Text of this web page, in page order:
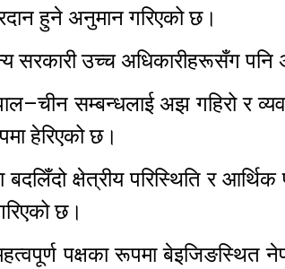
हुने अनुमान गरिएको छ।
सरकारी उच्च अधिकारीहरूसँग
सम्बन्धलाई अझ गहिरो र
हेरिएको छ।
बदलिँदो क्षेत्रीय परिस्थिति र
छ।
पक्षका रूपमा बेइजिङस्थित